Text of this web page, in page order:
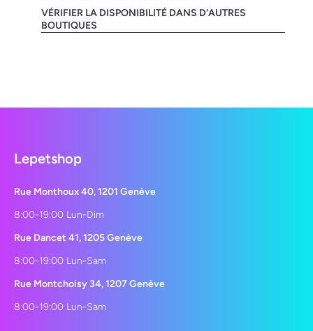
VÉRIFIER LA DISPONIBILITÉ DANS D'AUTRES
BOUTIQUES
Lepetshop
Rue Monthoux 40, 1201 Genève
8:00-19:00 Lun-Dim
Rue Dancet 41, 1205 Genève
8:00-19:00 Lun-Sam
Rue Montchoisy 34, 1207 Genève
8:00-19:00 Lun-Sam